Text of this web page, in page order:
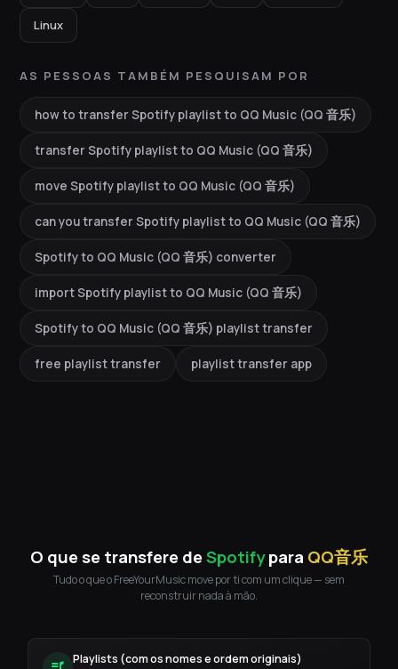
Linux
AS PESSOAS TAMBÉM PESQUISAM POR
how to transfer Spotify playlist to QQ Music (QQ 音乐)
transfer Spotify playlist to QQ Music (QQ 音乐)
move Spotify playlist to QQ Music (QQ 音乐)
can you transfer Spotify playlist to QQ Music (QQ 音乐)
Spotify to QQ Music (QQ 音乐) converter
import Spotify playlist to QQ Music (QQ 音乐)
Spotify to QQ Music (QQ 音乐) playlist transfer
free playlist transfer playlist transfer app
O que se transfere deSpotifypara QQ音乐
Tudo o que o FreeYourMusic move por ti com um clique — sem
reconstruir nada à mão.
Playlists (com os nomes e ordem originais)